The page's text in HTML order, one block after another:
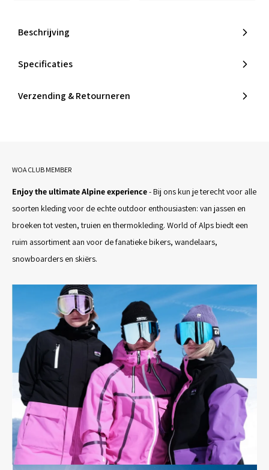
Beschrijving
Specificaties
Verzending & Retourneren
WOA CLUB MEMBER
Enjoy the ultimate Alpine experience- Bij ons kun je terecht voor alle
soorten kleding voor de echte outdoor enthousiasten: van jassen en
broeken tot vesten, truien en thermokleding. World of Alps biedt een
ruim assortiment aan voor de fanatieke bikers, wandelaars,
snowboarders en skiërs.